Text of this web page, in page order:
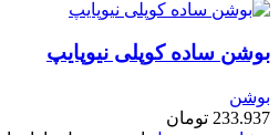
بوشن ساده کوپلی نیوپایپ
بوشن
233.937 تومان